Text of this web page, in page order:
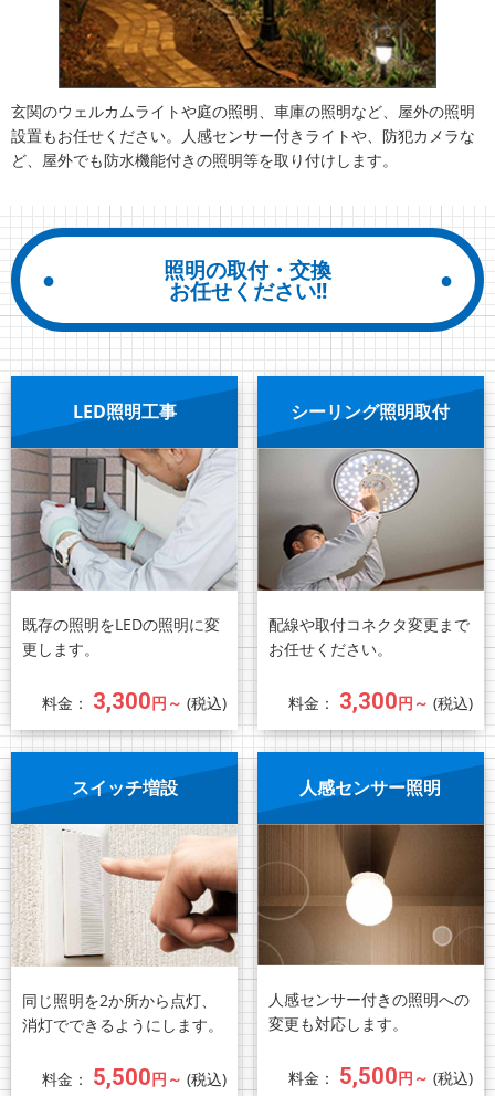
玄関のウェルカムライトや庭の照明、車庫の照明など、屋外の照明
設置もお任せください。人感センサー付きライトや、防犯カメラな
ど、屋外でも防水機能付きの照明等を取り付けします。
照明の取付・交換
お任せください!!
LED照明工事
既存の照明をLEDの照明に変
更します。
料金： 3,300円～ (税込)
シーリング照明取付
配線や取付コネクタ変更まで
お任せください。
料金： 3,300円～ (税込)
スイッチ増設
同じ照明を2か所から点灯、
消灯でできるようにします。
料金： 5,500円～ (税込)
人感センサー照明
人感センサー付きの照明への
変更も対応します。
料金： 5,500円～ (税込)